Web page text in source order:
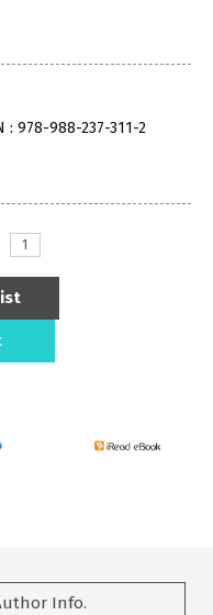
: 978-988-237-311-2
Info.